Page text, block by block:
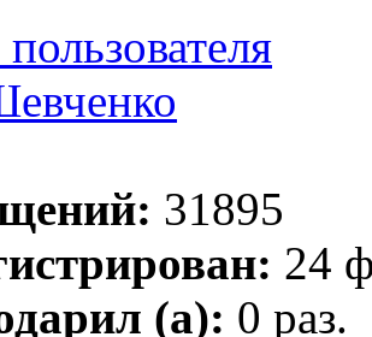
31895
24
(а): 0 раз.